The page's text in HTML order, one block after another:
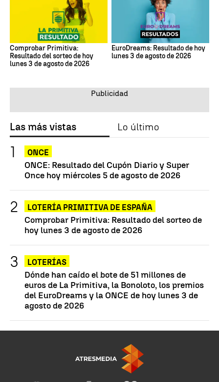
Comprobar Primitiva:
Resultado del sorteo de hoy
lunes 3 de agosto de 2026
EuroDreams: Resultado de hoy
lunes 3 de agosto de 2026
Las más vistas Lo último
ONCE
ONCE: Resultado del Cupón Diario y Super
Once hoy miércoles 5 de agosto de 2026
LOTERÍA PRIMITIVA DE ESPAÑA
Comprobar Primitiva: Resultado del sorteo de
hoy lunes 3 de agosto de 2026
LOTERÍAS
Dónde han caído el bote de 51 millones de
euros de La Primitiva, la Bonoloto, los premios
del EuroDreams y la ONCE de hoy lunes 3 de
agosto de 2026